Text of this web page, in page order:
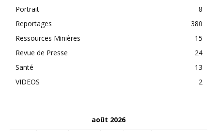
Portrait
8
Reportages
380
Ressources Minières
15
Revue de Presse
24
Santé
13
VIDEOS
2
août 2026